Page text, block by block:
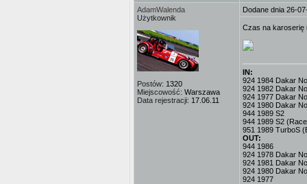
AdamWalenda
Użytkownik
Postów: 1320
Miejscowość: Warszawa
Data rejestracji: 17.06.11
Dodane dnia 26-
Czas na karoserię
IN:
924 1984 Dakar
924 1982 Dakar
924 1977 Dakar
924 1980 Dakar
944 1989 S2
944 1989 S2
951 1989 TurboS
OUT:
944 1986
924 1978 Dakar
924 1981 Dakar
924 1980 Dakar
924 1977